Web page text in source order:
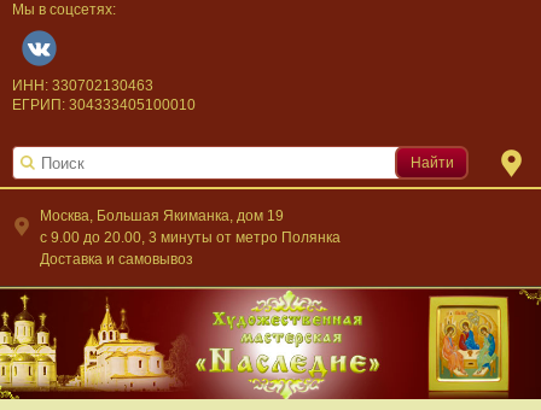
Москва, Большая Якиманка, дом 19
c 9.00 до 20.00, 3 минуты от метро Полянка
Доставка и самовывоз
Мы в соцсетях:
ИНН: 330702130463
ЕГРИП: 304333405100010
Найти